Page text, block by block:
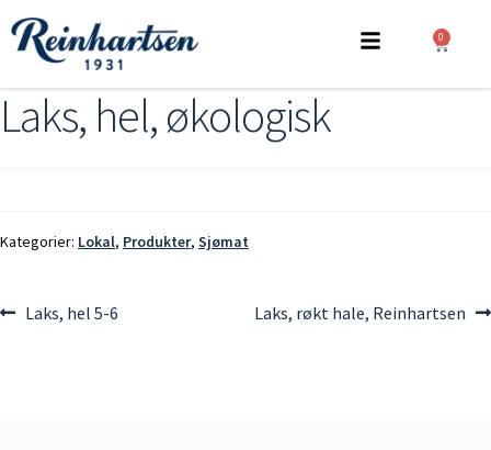
0
Laks, hel, økologisk
Kategorier: Lokal, Produkter, Sjømat
Laks, hel 5-6 Laks, røkt hale, Reinhartsen